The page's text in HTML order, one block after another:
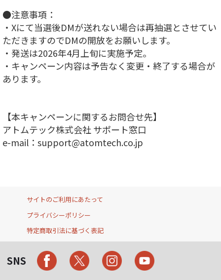
●注意事項：
・Xにて当選後DMが送れない場合は再抽選とさせてい
ただきますのでDMの開放をお願いします。
・発送は2026年4月上旬に実施予定。
・キャンペーン内容は予告なく変更・終了する場合が
あります。
【本キャンペーンに関するお問合せ先】
アトムテック株式会社 サポート窓口
e-mail：support@atomtech.co.jp
サイトのご利用にあたって
プライバシーポリシー
特定商取引法に基づく表記
SNS